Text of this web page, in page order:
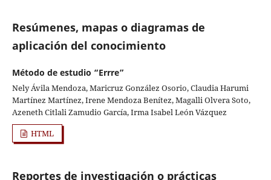
Resúmenes, mapas o diagramas de
aplicación del conocimiento
Método de estudio “Errre”
Nely Ávila Mendoza, Maricruz González Osorio, Claudia Harumi
Martínez Martínez, Irene Mendoza Benítez, Magalli Olvera Soto,
Azeneth Citlali Zamudio García, Irma Isabel León Vázquez
HTML
Reportes de investigación o prácticas